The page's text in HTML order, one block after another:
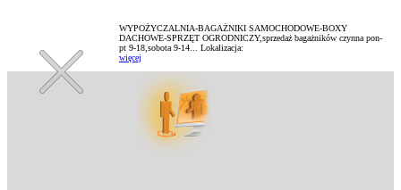
WYPOŻYCZALNIA-BAGAŻNIKI SAMOCHODOWE-BOXY
DACHOWE-SPRZĘT OGRODNICZY,sprzedaż bagażników czynna pon-
pt 9-18,sobota 9-14... Lokalizacja:
więcej